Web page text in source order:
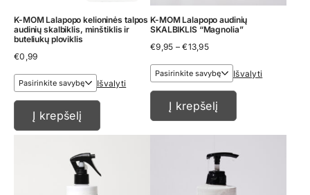
K-MOM Lalapopo kelioninės talpos
audinių skalbiklis, minštiklis ir
buteliukų ploviklis
€0,99
Išvalyti
Į krepšelį
K-MOM Lalapopo audinių
SKALBIKLIS “Magnolia”
€9,95 – €13,95Price
€9,95
throughIšvalyti
Į krepšelį